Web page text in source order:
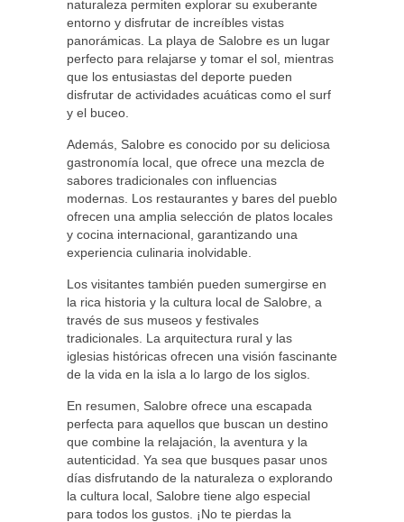
naturaleza permiten explorar su exuberante
entorno y disfrutar de increíbles vistas
panorámicas. La playa de Salobre es un lugar
perfecto para relajarse y tomar el sol, mientras
que los entusiastas del deporte pueden
disfrutar de actividades acuáticas como el surf
y el buceo.
Además, Salobre es conocido por su deliciosa
gastronomía local, que ofrece una mezcla de
sabores tradicionales con influencias
modernas. Los restaurantes y bares del pueblo
ofrecen una amplia selección de platos locales
y cocina internacional, garantizando una
experiencia culinaria inolvidable.
Los visitantes también pueden sumergirse en
la rica historia y la cultura local de Salobre, a
través de sus museos y festivales
tradicionales. La arquitectura rural y las
iglesias históricas ofrecen una visión fascinante
de la vida en la isla a lo largo de los siglos.
En resumen, Salobre ofrece una escapada
perfecta para aquellos que buscan un destino
que combine la relajación, la aventura y la
autenticidad. Ya sea que busques pasar unos
días disfrutando de la naturaleza o explorando
la cultura local, Salobre tiene algo especial
para todos los gustos. ¡No te pierdas la